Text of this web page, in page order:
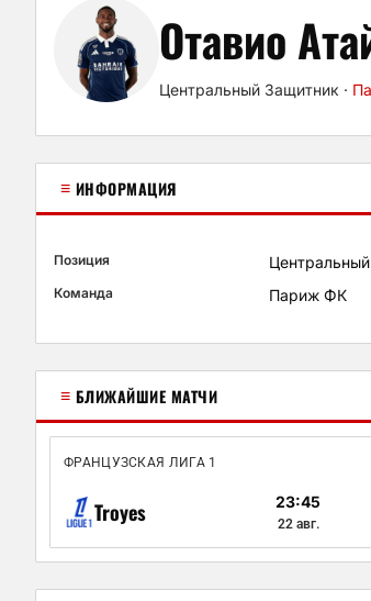
Отавио
Центральный Защитник ·
≡ ИНФОРМАЦИЯ
Позиция
Команда Париж ФК
≡ БЛИЖАЙШИЕ МАТЧИ
ФРАНЦУЗСКАЯ ЛИГА 1
Troyes 23:45
22 авг.